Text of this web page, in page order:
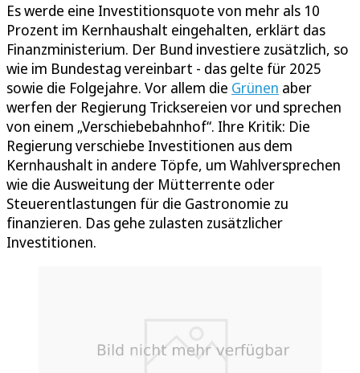
Es werde eine Investitionsquote von mehr als 10
Prozent im Kernhaushalt eingehalten, erklärt das
Finanzministerium. Der Bund investiere zusätzlich, so
wie im Bundestag vereinbart - das gelte für 2025
sowie die Folgejahre. Vor allem die Grünen aber
werfen der Regierung Tricksereien vor und sprechen
von einem „Verschiebebahnhof“. Ihre Kritik: Die
Regierung verschiebe Investitionen aus dem
Kernhaushalt in andere Töpfe, um Wahlversprechen
wie die Ausweitung der Mütterrente oder
Steuerentlastungen für die Gastronomie zu
finanzieren. Das gehe zulasten zusätzlicher
Investitionen.